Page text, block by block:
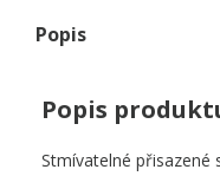
Popis
Popis
Stmívatelné přisazené